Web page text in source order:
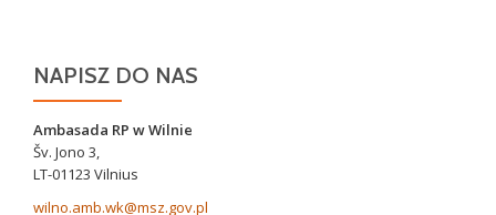
NAPISZ DO NAS
Ambasada RP w Wilnie
Šv. Jono 3,
LT-01123 Vilnius
wilno.amb.wk@msz.gov.pl